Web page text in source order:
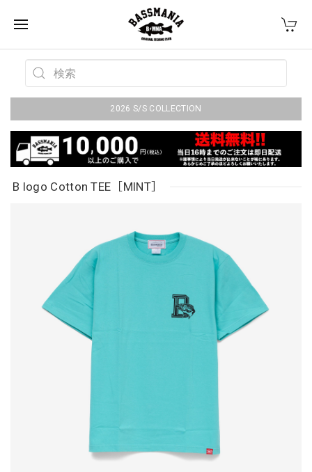
2026 S/S COLLECTION
B logo Cotton TEE［MINT］